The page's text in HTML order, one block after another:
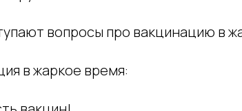
вопросы про вакцинацию в
в жаркое время: